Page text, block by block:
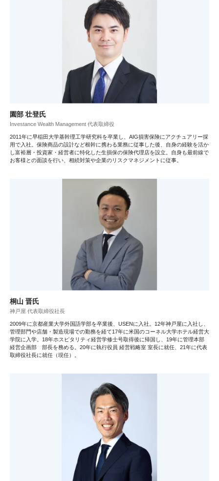
園部 壮登氏
Investance Wealth Management 代表取締役
2011年に早稲田大学基幹理工学研究科を卒業し、AIG損害保険にアクチュアリー採
用で入社。保険商品の設計など根幹に携わる業務に従事した後、自身の経験を活か
し富裕層・投資家・経営者に特化した生損保の保険代理店を設立。自身も最前線で
お客様との面談を行い、相続対策や企業のリスクマネジメントに従事。
桐山 晋氏
神戸屋 代表取締役社長
2009年に京都産業大学外国語学部を卒業後、USENに入社。12年神戸屋に入社し、
管理部門や店舗・製造現場での勤務を経て17年に米国のコーネル大学ホテル経営大
学院に入学。18年ホスピタリティ経営学修士号取得後に帰国し、19年に管理本部
経営企画部 部長を務める。20年に執行役員 経営戦略室 室長に就任、21年に代表
取締役社長に就任（現任）。